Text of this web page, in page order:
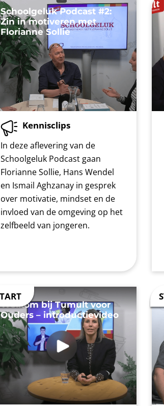
Schoolgeluk Podcast #2:
Zin in motiveren met
Florianne Sollie
Kennisclips
In deze aflevering van de
Schoolgeluk Podcast gaan
Florianne Sollie, Hans Wendel
en Ismail Aghzanay in gesprek
over motivatie, mindset en de
invloed van de omgeving op het
zelfbeeld van jongeren.
Welkom bij Tumult voor
Ouders – introductievideo